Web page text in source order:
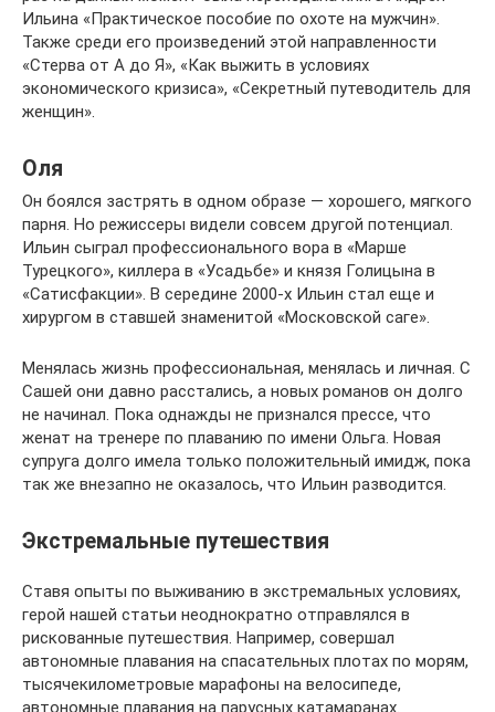
Ильина «Практическое пособие по охоте на мужчин».
Также среди его произведений этой направленности
«Стерва от А до Я», «Как выжить в условиях
экономического кризиса», «Секретный путеводитель для
женщин».
Оля
Он боялся застрять в одном образе — хорошего, мягкого
парня. Но режиссеры видели совсем другой потенциал.
Ильин сыграл профессионального вора в «Марше
Турецкого», киллера в «Усадьбе» и князя Голицына в
«Сатисфакции». В середине 2000-х Ильин стал еще и
хирургом в ставшей знаменитой «Московской саге».
Менялась жизнь профессиональная, менялась и личная. С
Сашей они давно расстались, а новых романов он долго
не начинал. Пока однажды не признался прессе, что
женат на тренере по плаванию по имени Ольга. Новая
супруга долго имела только положительный имидж, пока
так же внезапно не оказалось, что Ильин разводится.
Экстремальные путешествия
Ставя опыты по выживанию в экстремальных условиях,
герой нашей статьи неоднократно отправлялся в
рискованные путешествия. Например, совершал
автономные плавания на спасательных плотах по морям,
тысячекилометровые марафоны на велосипеде,
автономные плавания на парусных катамаранах.